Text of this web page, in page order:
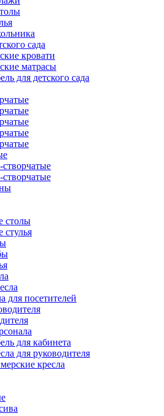
сада
кровати
матрасы
для детского сада
столы
для посетителей
для кабинета
для руководителя
кресла